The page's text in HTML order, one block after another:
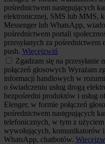
pośrednictwem następujących
elektronicznej, SMS lub MMS,
Messenger lub WhatsApp,
pośrednictwem portali
przesyłanych za
push. Więcejzwiń
Zgadzam się na
połączeń głosowych Wyrażam
informacji handlowych w
o świadczeniu usług drogą
bezpośredni produktów i usług
Elenger, w formie połączeń
pośrednictwem następujących
telefonicznych, w tym z
wywołujących, komunikatorów
WhatsApp, chatbotów. Więcej